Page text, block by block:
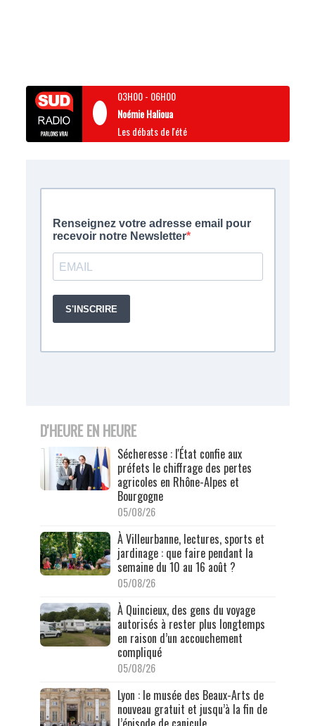
03H00- 06H00
Noémie Halioua
Les débats de l'été
D'HEURE EN HEURE
Sécheresse : l'État confie aux
préfets le chiffrage des pertes
agricoles en Rhône-Alpes et
Bourgogne
05/08/26
À Villeurbanne, lectures, sports et
jardinage : que faire pendant la
semaine du 10 au 16 août ?
05/08/26
À Quincieux, des gens du voyage
autorisés à rester plus longtemps
en raison d’un accouchement
compliqué
05/08/26
Lyon : le musée des Beaux-Arts de
nouveau gratuit et jusqu’à la fin de